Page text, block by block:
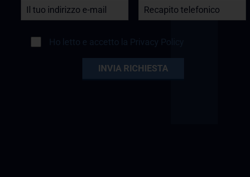
Ho letto e accetto la Privacy Policy